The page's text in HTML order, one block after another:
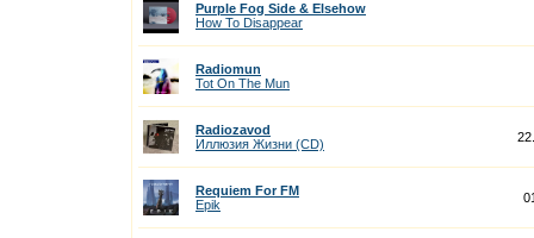
Purple Fog Side & Elsehow
How To Disappear
Radiomun
Tot On The Mun
Radiozavod
Иллюзия Жизни (CD)
Requiem For FM
Epik